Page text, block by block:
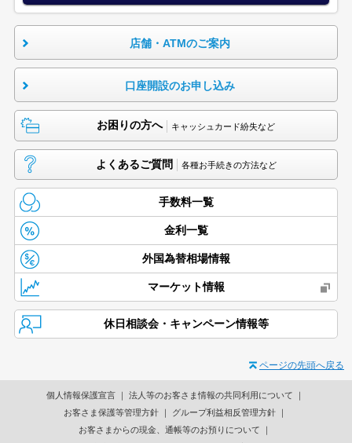
店舗・ATMのご案内
口座開設のお申し込み
お困りの方へ キャッシュカード紛失など
よくあるご質問 各種お手続きの方法など
手数料一覧
金利一覧
外国為替相場情報
マーケット情報
休日相談会・キャンペーン情報等
ページの先頭へ戻る
個人情報保護宣言
法人等のお客さま情報の共同利用について
お客さま保護等管理方針
グループ利益相反管理方針
お客さまからの現金、通帳等のお預りについて